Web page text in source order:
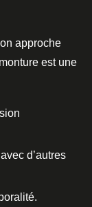
approche
est une
d’autres